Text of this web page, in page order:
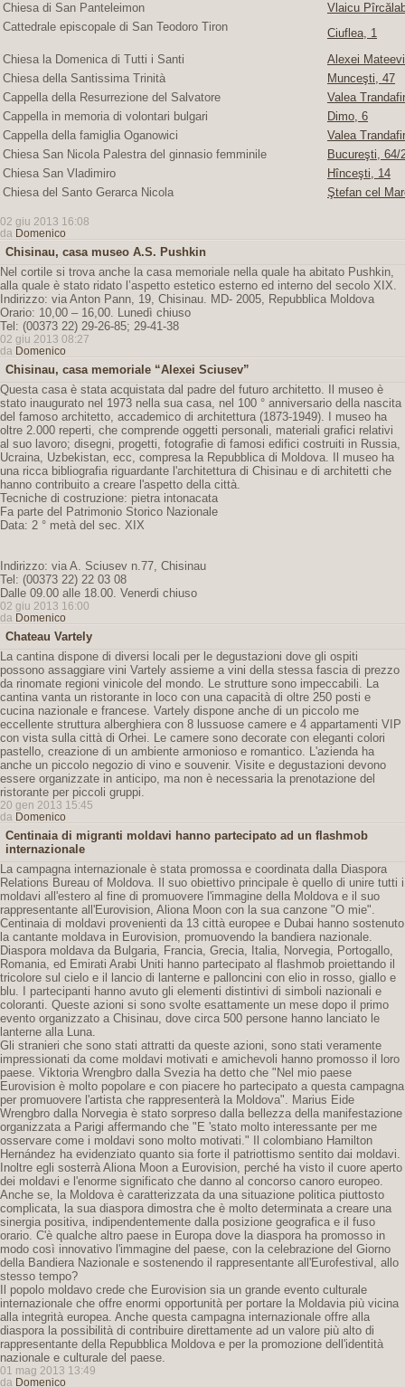
Chiesa di San Panteleimon
Vlaicu
Cattedrale episcopale di San Teodoro Tiron
Ciuflea, 1
Chiesa la Domenica di Tutti i Santi
Alexei
Chiesa della Santissima Trinità
Munceşti, 47
Cappella della Resurrezione del Salvatore
Valea
Cappella in memoria di volontari bulgari
Dimo, 6
Cappella della famiglia Oganowici
Valea
Chiesa San Nicola Palestra del ginnasio femminile
Bucureşti, 64/
Chiesa San Vladimiro
Hînceşti, 14
Chiesa del Santo Gerarca Nicola
Ştefan cel
02 giu 2013 16:08
da Domenico
Chisinau, casa museo A.S. Pushkin
Nel cortile si trova anche la casa memoriale nella quale ha abitato Pushkin,
alla quale è stato ridato l’aspetto estetico esterno ed interno del secolo XIX.
Indirizzo: via Anton Pann, 19, Chisinau. MD- 2005, Repubblica Moldova
Orario: 10,00 – 16,00. Lunedì chiuso
Tel: (00373 22) 29-26-85; 29-41-38
02 giu 2013 08:27
da Domenico
Chisinau, casa memoriale “Alexei Sciusev”
Questa casa è stata acquistata dal padre del futuro architetto. Il museo è
stato inaugurato nel 1973 nella sua casa, nel 100 ° anniversario della nascita
del famoso architetto, accademico di architettura (1873-1949). I museo ha
oltre 2.000 reperti, che comprende oggetti personali, materiali grafici relativi
al suo lavoro; disegni, progetti, fotografie di famosi edifici costruiti in Russia,
Ucraina, Uzbekistan, ecc, compresa la Repubblica di Moldova. Il museo ha
una ricca bibliografia riguardante l'architettura di Chisinau e di architetti che
hanno contribuito a creare l'aspetto della città.
Tecniche di costruzione: pietra intonacata
Fa parte del Patrimonio Storico Nazionale
Data: 2 ° metà del sec. XIX
Indirizzo: via A. Sciusev n.77, Chisinau
Tel: (00373 22) 22 03 08
Dalle 09.00 alle 18.00. Venerdi chiuso
02 giu 2013 16:00
da Domenico
Chateau Vartely
La cantina dispone di diversi locali per le degustazioni dove gli ospiti
possono assaggiare vini Vartely assieme a vini della stessa fascia di prezzo
da rinomate regioni vinicole del mondo. Le strutture sono impeccabili. La
cantina vanta un ristorante in loco con una capacità di oltre 250 posti e
cucina nazionale e francese. Vartely dispone anche di un piccolo me
eccellente struttura alberghiera con 8 lussuose camere e 4 appartamenti VIP
con vista sulla città di Orhei. Le camere sono decorate con eleganti colori
pastello, creazione di un ambiente armonioso e romantico. L'azienda ha
anche un piccolo negozio di vino e souvenir. Visite e degustazioni devono
essere organizzate in anticipo, ma non è necessaria la prenotazione del
ristorante per piccoli gruppi.
20 gen 2013 15:45
da Domenico
Centinaia di migranti moldavi hanno partecipato ad un flashmob
internazionale
La campagna internazionale è stata promossa e coordinata dalla Diaspora
Relations Bureau of Moldova. Il suo obiettivo principale è quello di unire tutti i
moldavi all'estero al fine di promuovere l'immagine della Moldova e il suo
rappresentante all'Eurovision, Aliona Moon con la sua canzone "O mie".
Centinaia di moldavi provenienti da 13 città europee e Dubai hanno sostenuto
la cantante moldava in Eurovision, promuovendo la bandiera nazionale.
Diaspora moldava da Bulgaria, Francia, Grecia, Italia, Norvegia, Portogallo,
Romania, ed Emirati Arabi Uniti hanno partecipato al flashmob proiettando il
tricolore sul cielo e il lancio di lanterne e palloncini con elio in rosso, giallo e
blu. I partecipanti hanno avuto gli elementi distintivi di simboli nazionali e
coloranti. Queste azioni si sono svolte esattamente un mese dopo il primo
evento organizzato a Chisinau, dove circa 500 persone hanno lanciato le
lanterne alla Luna.
Gli stranieri che sono stati attratti da queste azioni, sono stati veramente
impressionati da come moldavi motivati ​​e amichevoli hanno promosso il loro
paese. Viktoria Wrengbro dalla Svezia ha detto che "Nel mio paese
Eurovision è molto popolare e con piacere ho partecipato a questa campagna
per promuovere l'artista che rappresenterà la Moldova". Marius Eide
Wrengbro dalla Norvegia è stato sorpreso dalla bellezza della manifestazione
organizzata a Parigi affermando che "E 'stato molto interessante per me
osservare come i moldavi sono molto motivati." Il colombiano Hamilton
Hernández ha evidenziato quanto sia forte il patriottismo sentito dai moldavi.
Inoltre egli sosterrà Aliona Moon a Eurovision, perché ha visto il cuore aperto
dei moldavi e l'enorme significato che danno al concorso canoro europeo.
Anche se, la Moldova è caratterizzata da una situazione politica piuttosto
complicata, la sua diaspora dimostra che è molto determinata a creare una
sinergia positiva, indipendentemente dalla posizione geografica e il fuso
orario. C'è qualche altro paese in Europa dove la diaspora ha promosso in
modo così innovativo l'immagine del paese, con la celebrazione del Giorno
della Bandiera Nazionale e sostenendo il rappresentante all'Eurofestival, allo
stesso tempo?
Il popolo moldavo crede che Eurovision sia un grande evento culturale
internazionale che offre enormi opportunità per portare la Moldavia più vicina
alla integrità europea. Anche questa campagna internazionale offre alla
diaspora la possibilità di contribuire direttamente ad un valore più alto di
rappresentante della Repubblica Moldova e per la promozione dell'identità
nazionale e culturale del paese.
01 mag 2013 13:49
da Domenico